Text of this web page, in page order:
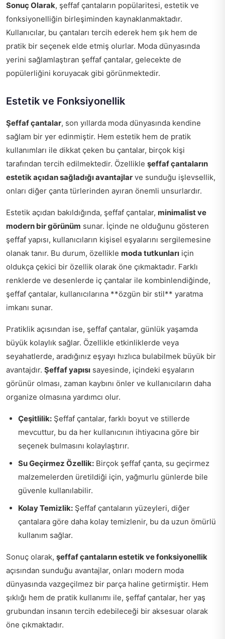
Sonuç Olarak, şeffaf çantaların popülaritesi, estetik ve
fonksiyonelliğin birleşiminden kaynaklanmaktadır.
Kullanıcılar, bu çantaları tercih ederek hem şık hem de
pratik bir seçenek elde etmiş olurlar. Moda dünyasında
yerini sağlamlaştıran şeffaf çantalar, gelecekte de
popülerliğini koruyacak gibi görünmektedir.
Estetik ve Fonksiyonellik
Şeffaf çantalar, son yıllarda moda dünyasında kendine
sağlam bir yer edinmiştir. Hem estetik hem de pratik
kullanımları ile dikkat çeken bu çantalar, birçok kişi
tarafından tercih edilmektedir. Özellikle şeffaf çantaların
estetik açıdan sağladığı avantajlar ve sunduğu işlevsellik,
onları diğer çanta türlerinden ayıran önemli unsurlardır.
Estetik açıdan bakıldığında, şeffaf çantalar, minimalist ve
modern bir görünüm sunar. İçinde ne olduğunu gösteren
şeffaf yapısı, kullanıcıların kişisel eşyalarını sergilemesine
olanak tanır. Bu durum, özellikle moda tutkunları için
oldukça çekici bir özellik olarak öne çıkmaktadır. Farklı
renklerde ve desenlerde iç çantalar ile kombinlendiğinde,
şeffaf çantalar, kullanıcılarına **özgün bir stil** yaratma
imkanı sunar.
Pratiklik açısından ise, şeffaf çantalar, günlük yaşamda
büyük kolaylık sağlar. Özellikle etkinliklerde veya
seyahatlerde, aradığınız eşyayı hızlıca bulabilmek büyük bir
avantajdır. Şeffaf yapısı sayesinde, içindeki eşyaların
görünür olması, zaman kaybını önler ve kullanıcıların daha
organize olmasına yardımcı olur.
Çeşitlilik: Şeffaf çantalar, farklı boyut ve stillerde
mevcuttur, bu da her kullanıcının ihtiyacına göre bir
seçenek bulmasını kolaylaştırır.
Su Geçirmez Özellik: Birçok şeffaf çanta, su geçirmez
malzemelerden üretildiği için, yağmurlu günlerde bile
güvenle kullanılabilir.
Kolay Temizlik: Şeffaf çantaların yüzeyleri, diğer
çantalara göre daha kolay temizlenir, bu da uzun ömürlü
kullanım sağlar.
Sonuç olarak, şeffaf çantaların estetik ve fonksiyonellik
açısından sunduğu avantajlar, onları modern moda
dünyasında vazgeçilmez bir parça haline getirmiştir. Hem
şıklığı hem de pratik kullanımı ile, şeffaf çantalar, her yaş
grubundan insanın tercih edebileceği bir aksesuar olarak
öne çıkmaktadır.